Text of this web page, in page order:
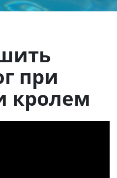
при
кролем